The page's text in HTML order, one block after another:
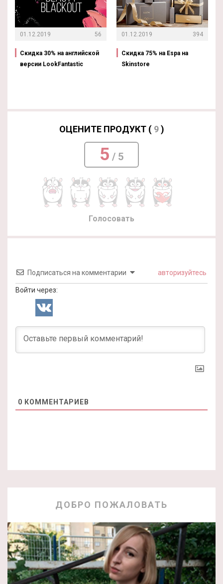
01.12.2019 56
Скидка 30% на английской
версии LookFantastic
01.12.2019 394
Скидка 75% на Espa на
Skinstore
ОЦЕНИТЕ ПРОДУКТ ( 9)
5 / 5
Голосовать
Подписаться на комментарии авторизуйтесь
Войти через:
0 КОММЕНТАРИЕВ
ДОБРО ПОЖАЛОВАТЬ